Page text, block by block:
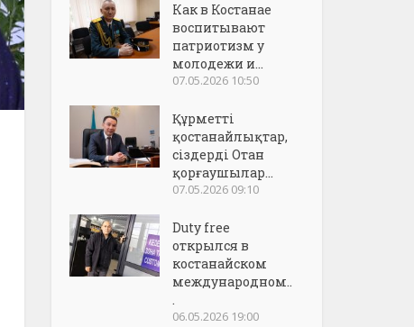
Как в Костанае
воспитывают
патриотизм у
молодежи и...
07.05.2026 10:50
Құрметті
қостанайлықтар,
сіздерді Отан
қорғаушылар...
07.05.2026 09:10
Duty free
открылся в
костанайском
международном..
.
06.05.2026 19:00